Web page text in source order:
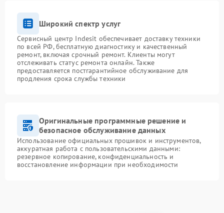
Широкий спектр услуг
Сервисный центр Indesit обеспечивает доставку техники
по всей РФ, бесплатную диагностику и качественный
ремонт, включая срочный ремонт. Клиенты могут
отслеживать статус ремонта онлайн. Также
предоставляется постгарантийное обслуживание для
продления срока службы техники
Оригинальные программные решение и
безопасное обслуживание данных
Использование официальных прошивок и инструментов,
аккуратная работа с пользовательскими данными:
резервное копирование, конфиденциальность и
восстановление информации при необходимости